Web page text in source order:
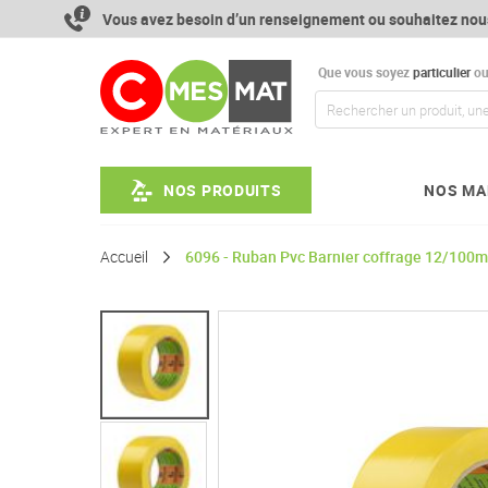
contenu
Vous avez besoin d’un renseignement ou souhaitez
Que vous soyezparticulierou
NOS PRODUITS NOS
Accueil 6096 - Ruban Pvc Barnier coffrage 12/
Passer
d’images